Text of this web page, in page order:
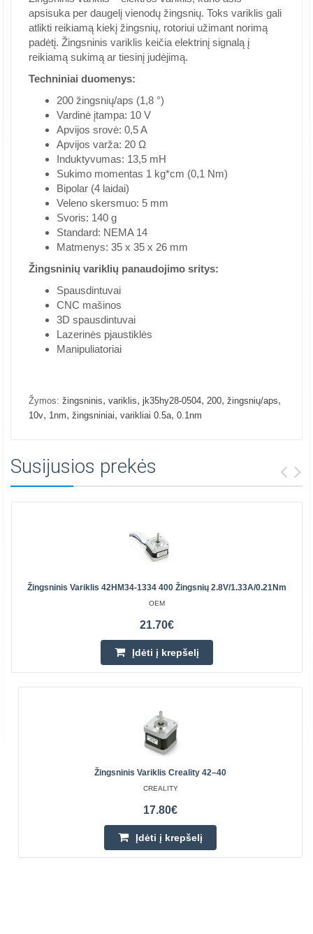
apsisuka per daugelį vienodų žingsnių. Toks variklis gali
atlikti reikiamą kiekį žingsnių, rotoriui užimant norimą
padėtį. Žingsninis variklis keičia elektrinį signalą į
reikiamą sukimą ar tiesinį judėjimą.
Techniniai duomenys:
200 žingsnių/aps (1,8 °)
Vardinė įtampa: 10 V
Apvijos srovė: 0,5 A
Apvijos varža: 20 Ω
Induktyvumas: 13,5 mH
Sukimo momentas 1 kg*cm (0,1 Nm)
Bipolar (4 laidai)
Veleno skersmuo: 5 mm
Svoris: 140 g
Standard: NEMA 14
Matmenys: 35 x 35 x 26 mm
Žingsninių variklių panaudojimo sritys:
Spausdintuvai
CNC mašinos
3D spausdintuvai
Lazerinės pjaustiklės
Manipuliatoriai
Žymos: žingsninis, variklis, jk35hy28-0504, 200, žingsnių/aps,
10v, 1nm, žingsniniai, varikliai 0.5a, 0.1nm
Susijusios prekės
Žingsninis Variklis 42HM34-1334 400 Žingsnių 2.8V/1.33A/0.21Nm
OEM
21.70€
Įdėti į krepšelį
Žingsninis Variklis Creality 42–40
CREALITY
17.80€
Įdėti į krepšelį